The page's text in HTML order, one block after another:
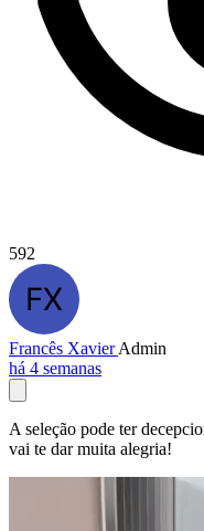
592
Francês XavierAdmin
há 4 semanas
A seleção pode ter
vai te dar muita alegria!